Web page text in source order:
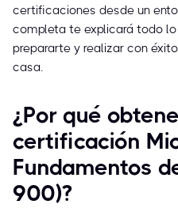
certificaciones desde un
completa te explicará todo
prepararte y realizar con
casa.
¿Por qué
certificación
Fundamentos
900)?